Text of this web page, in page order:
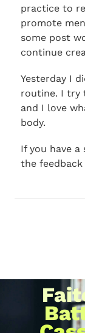
practice to
promote
some post
continue
Yesterday I
routine. I try
and I love
body.
If you have
the